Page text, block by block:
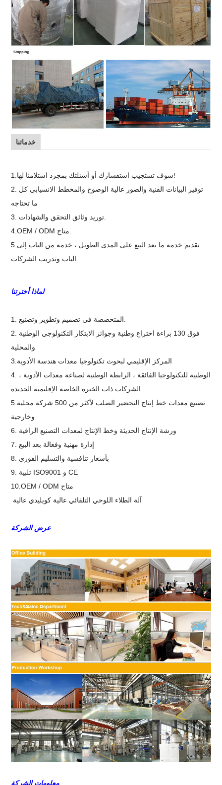
خدماتنا
1.سوف تستجيب استفسارك أو أسئلتك بمجرد استلامنا لها!
2. توفير البيانات الفنية والصور عالية الوضوح والمخطط الانسيابي كل
ما تحتاجه
5.تقديم خدمة ما بعد البيع على المدى الطويل ، خدمة من الباب إلى
الباب وتدريب الشركات
لماذا أخترتنا
2. فوق 130 براءة اختراع وطنية وجوائز الابتكار التكنولوجي الوطنية
والمحلية
3.المركز الإقليمي لبحوث تكنولوجيا معدات هندسة الأدوية
4. الوطنية للتكنولوجيا الفائقة ، الرابطة الوطنية لصناعة معدات الأدوية ،
الشركات ذات الخبرة الخاصة الإقليمية الجديدة
5.تصنيع معدات خط إنتاج التحضير الصلب لأكثر من 500 شركة محلية
وخارجية
6. ورشة الإنتاج الحديثة وخط الإنتاج لمعدات التصنيع الراقية
7. إدارة مهنية وفعالة بعد البيع
8. بأسعار تنافسية والتسليم الفوري
9. تلبية ISO9001 و CE
10.OEM / ODM متاح
آلة الطلاء اللوحي التلقائي عالية كويليدي عالية
عرض الشركة
معلومات الشركة